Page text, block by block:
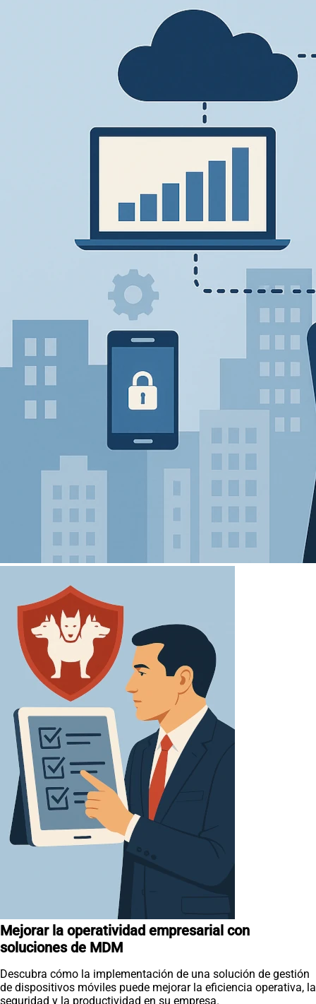
Mejorar la operatividad empresarial con
soluciones de MDM
Descubra cómo la implementación de una solución de gestión
de dispositivos móviles puede mejorar la eficiencia operativa, la
seguridad y la productividad en su empresa.